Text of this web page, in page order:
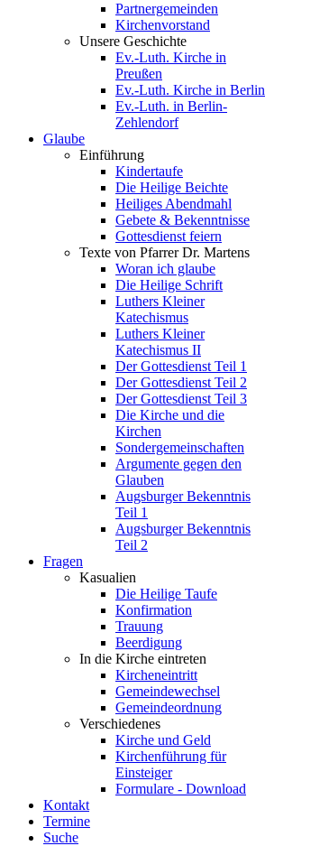
Partnergemeinden
Kirchenvorstand
Unsere Geschichte
Ev.-Luth. Kirche in
Preußen
Ev.-Luth. Kirche in Berlin
Ev.-Luth. in Berlin-
Zehlendorf
Glaube
Einführung
Kindertaufe
Die Heilige Beichte
Heiliges Abendmahl
Gebete & Bekenntnisse
Gottesdienst feiern
Texte von Pfarrer Dr. Martens
Woran ich glaube
Die Heilige Schrift
Luthers Kleiner
Katechismus
Luthers Kleiner
Katechismus II
Der Gottesdienst Teil 1
Der Gottesdienst Teil 2
Der Gottesdienst Teil 3
Die Kirche und die
Kirchen
Sondergemeinschaften
Argumente gegen den
Glauben
Augsburger Bekenntnis
Teil 1
Augsburger Bekenntnis
Teil 2
Fragen
Kasualien
Die Heilige Taufe
Konfirmation
Trauung
Beerdigung
In die Kirche eintreten
Kircheneintritt
Gemeindewechsel
Gemeindeordnung
Verschiedenes
Kirche und Geld
Kirchenführung für
Einsteiger
Formulare - Download
Kontakt
Termine
Suche